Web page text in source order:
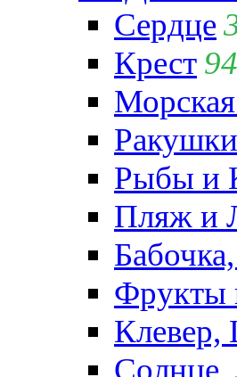
Сердце
Крест 94
Морская
Рыбы и
Пляж и
Фрукты
Клевер,
Солнце,